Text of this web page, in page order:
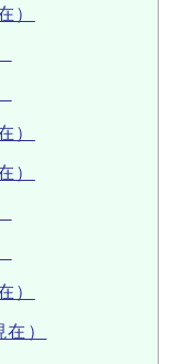
）
）
）
）
）